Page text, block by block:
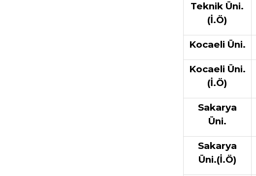
Teknik Üni.
(İ.Ö)
Kocaeli Üni.
Kocaeli Üni.
(İ.Ö)
Sakarya
Üni.
Sakarya
Üni.(İ.Ö)